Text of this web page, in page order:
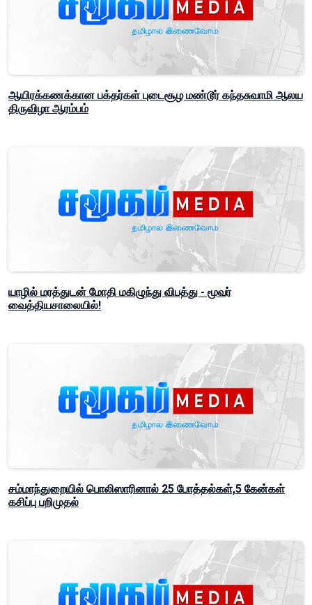
ஆயிரக்கணக்கான பக்தர்கள் புடைசூழ மண்டூர் கந்தசுவாமி ஆலய
திருவிழா ஆரம்பம்
யாழில் மரத்துடன் மோதி மகிழுந்து விபத்து - மூவர்
வைத்தியசாலையில்!
சம்மாந்துறையில் பொலிஸாரினால் 25 போத்தல்கள்,5 கேன்கள்
கசிப்பு பறிமுதல்